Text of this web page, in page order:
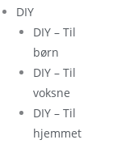
DIY
DIY – Til
børn
DIY – Til
voksne
DIY – Til
hjemmet